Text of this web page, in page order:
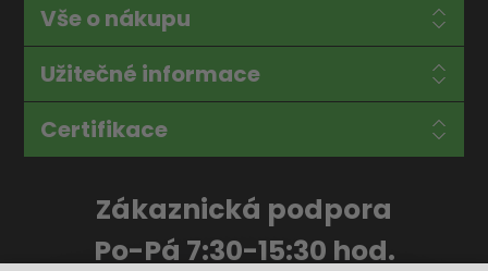
Vše o nákupu
Užitečné informace
Certifikace
Zákaznická podpora
Po-Pá 7:30-15:30 hod.